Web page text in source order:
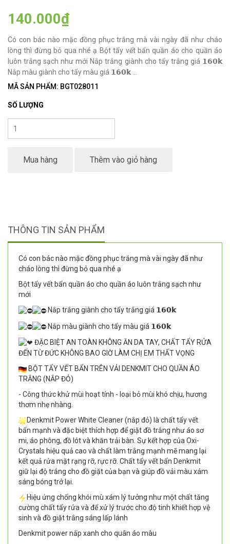
140.000₫
Có con bác nào mặc đồng phục trắng mà vài ngày đã như cháo
lòng thì đừng bỏ qua nhé ạ Bột tẩy vết bẩn quần áo cho quần áo
luôn trắng sạch như mới Nắp trắng giành cho tẩy trắng giá 𝟭𝟲𝟬𝗸
Nắp màu giành cho tẩy màu giá 𝟭𝟲𝟬𝗸 ...
MÃ SẢN PHẨM: BGT028011
SỐ LƯỢNG
Mua hàng Thêm vào giỏ hàng
THÔNG TIN SẢN PHẨM
Có con bác nào mặc đồng phục trắng mà vài ngày đã như
cháo lòng thì đừng bỏ qua nhé ạ
Bột tẩy vết bẩn quần áo cho quần áo luôn trắng sạch như
mới
Nắp trắng giành cho tẩy trắng giá 𝟭𝟲𝟬𝗸
Nắp màu giành cho tẩy màu giá 𝟭𝟲𝟬𝗸
ĐẶC BIỆT AN TOÀN KHÔNG ĂN DA TAY, CHẤT TẨY RỬA
ĐẾN TỪ ĐỨC KHÔNG BAO GIỜ LÀM CHỊ EM THẤT VỌNG
BỘT TẨY VẾT BẨN TRÊN VẢI DENKMIT CHO QUẦN ÁO
TRẮNG (NẮP ĐỎ)
- Công thức khử mùi hoạt tính - loại bỏ mùi khó chịu, hương
thơm nhẹ nhàng.
Denkmit Power White Cleaner (nắp đỏ) là chất tẩy vết
bẩn mạnh và đặc biệt thích hợp để giặt đồ trắng như áo sơ
mi, áo phông, đồ lót và khăn trải bàn. Sự kết hợp của Oxi-
Crystals hiệu quả cao và chất làm trắng mạnh mẽ mang lại
kết quả rửa mặt rạng rỡ, rực rỡ. Chất tẩy vết bẩn Denkmit
giữ lại độ trắng cho đồ giặt của bạn và giúp đồ vải màu xám
sáng bóng trở lại.
Hiệu ứng chống khói mù xám lý tưởng như một chất tăng
cường chất tẩy rửa và để xử lý trước cho độ tinh khiết hợp vệ
sinh và đồ giặt trắng sáng lấp lánh
Denkmit power nắp xanh cho quân áo màu